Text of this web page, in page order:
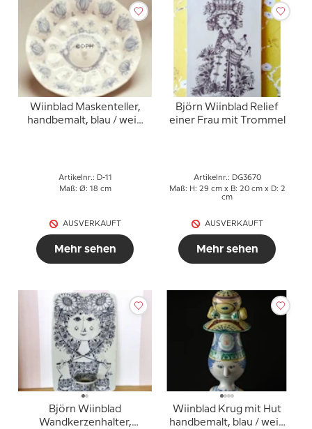
Wiinblad Maskenteller,
handbemalt, blau / weiß
Artikelnr.: D-11
Maß: Ø: 18 cm
AUSVERKAUFT
Mehr sehen
Björn Wiinblad Relief
einer Frau mit Trommel
Artikelnr.: DG3670
Maß: H: 29 cm x B: 20 cm x D: 2
cm
AUSVERKAUFT
Mehr sehen
Björn Wiinblad
Wandkerzenhalter,
Wiinblad Krug mit Hut
handbemalt, blau / weiß